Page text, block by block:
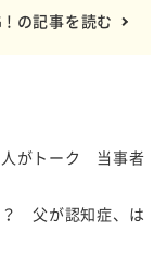
! の記事を読む
人がトーク 当事者
父が認知症、は